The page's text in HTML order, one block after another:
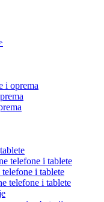
i oprema
telefone i tablete
i tablete
telefone i tablete